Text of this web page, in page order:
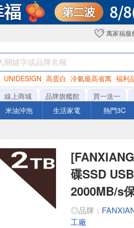
萬家福服
UNIDESIGN 高蛋白 冷氣最高省萬 福利
罐頭 海苔 洋芋片
線上商城 品牌旗艦館 買一送一
米油沖泡 生活家電 熱門3C
碟SSD
2000MB/s
◎品牌：
工廠